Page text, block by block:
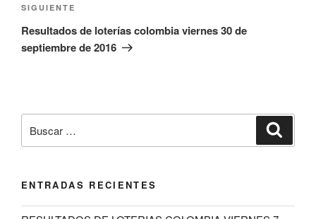
Siguiente
entrada
SIGUIENTE
Resultados de loterías colombia viernes 30 de
septiembre de 2016
por:
ENTRADAS RECIENTES